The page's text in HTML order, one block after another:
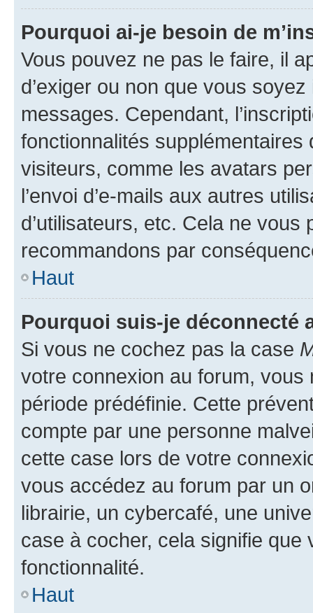
Pourquoi ai-je besoin de
Vous pouvez ne pas le faire, il
d’exiger ou non que vous
messages. Cependant,
fonctionnalités
visiteurs, comme les avatars
l’envoi d’e-mails aux autres
d’utilisateurs, etc. Cela ne vous
recommandons par
Haut
Pourquoi suis-je déconnecté
Si vous ne cochez pas la case
votre connexion au forum,
période prédéfinie. Cette
compte par une personne
cette case lors de votre
vous accédez au forum par un
librairie, un cybercafé, une
case à cocher, cela signifie
fonctionnalité.
Haut